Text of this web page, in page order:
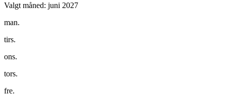
Valgt måned: juni 2027
man.
tirs.
ons.
tors.
fre.